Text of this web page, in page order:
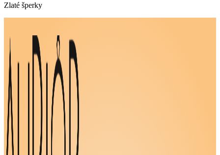
Zlaté šperky